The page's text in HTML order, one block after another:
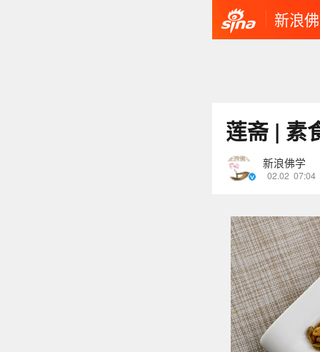
新浪
莲斋 | 素
新浪佛学
02.02 07:04